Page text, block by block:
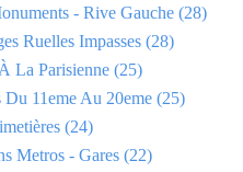
- Rive Gauche (28)
Ruelles Impasses (28)
La Parisienne (25)
Du 11eme Au 20eme (25)
(24)
Metros - Gares (22)